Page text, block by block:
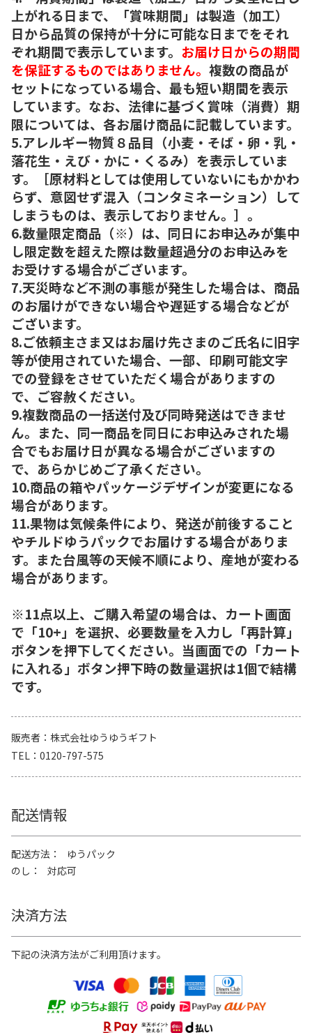
上がれる日まで、「賞味期間」は製造（加工）
日から品質の保持が十分に可能な日までをそれ
ぞれ期間で表示しています。 お届け日からの期間
を保証するものではありません。 複数の商品が
セットになっている場合、最も短い期間を表示
しています。なお、法律に基づく賞味（消費）期
限については、各お届け商品に記載しています。
5.アレルギー物質８品目（小麦・そば・卵・乳・
落花生・えび・かに・くるみ）を表示していま
す。［原材料としては使用していないにもかかわ
らず、意図せず混入（コンタミネーション）して
しまうものは、表示しておりません。］。
6.数量限定商品（※）は、同日にお申込みが集中
し限定数を超えた際は数量超過分のお申込みを
お受けする場合がございます。
7.天災時など不測の事態が発生した場合は、商品
のお届けができない場合や遅延する場合などが
ございます。
8.ご依頼主さま又はお届け先さまのご氏名に旧字
等が使用されていた場合、一部、印刷可能文字
での登録をさせていただく場合がありますの
で、ご容赦ください。
9.複数商品の一括送付及び同時発送はできませ
ん。また、同一商品を同日にお申込みされた場
合でもお届け日が異なる場合がございますの
で、あらかじめご了承ください。
10.商品の箱やパッケージデザインが変更になる
場合があります。
11.果物は気候条件により、発送が前後すること
やチルドゆうパックでお届けする場合がありま
す。また台風等の天候不順により、産地が変わる
場合があります。
※11点以上、ご購入希望の場合は、カート画面
で「10+」を選択、必要数量を入力し「再計算」
ボタンを押下してください。当画面での「カート
に入れる」ボタン押下時の数量選択は1個で結構
です。
販売者
株式会社ゆうゆうギフト
TEL
0120-797-575
配送情報
配送方法
ゆうパック
のし
対応可
決済方法
下記の決済方法がご利用頂けます。